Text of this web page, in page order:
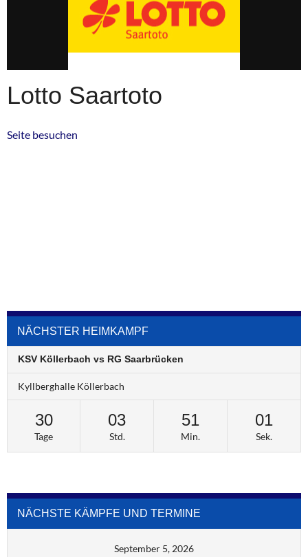
Lotto Saartoto
Seite besuchen
NÄCHSTER HEIMKAMPF
KSV Köllerbach vs RG Saarbrücken
Kyllberghalle Köllerbach
30
Tage
03
Std.
51
Min.
01
Sek.
NÄCHSTE KÄMPFE UND TERMINE
September 5, 2026